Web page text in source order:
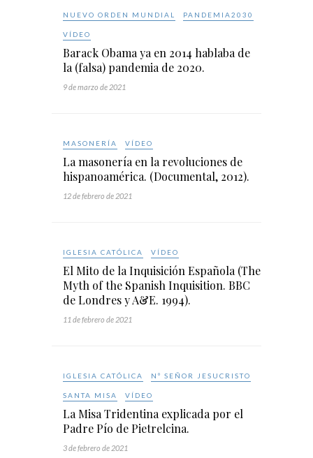
NUEVO ORDEN MUNDIAL PANDEMIA2030
VÍDEO
Barack Obama ya en 2014 hablaba de
la (falsa) pandemia de 2020.
9 de marzo de 2021
MASONERÍA VÍDEO
La masonería en la revoluciones de
hispanoamérica. (Documental, 2012).
12 de febrero de 2021
IGLESIA CATÓLICA VÍDEO
El Mito de la Inquisición Española (The
Myth of the Spanish Inquisition. BBC
de Londres y A&E. 1994).
11 de febrero de 2021
IGLESIA CATÓLICA Nº SEÑOR JESUCRISTO
SANTA MISA VÍDEO
La Misa Tridentina explicada por el
Padre Pío de Pietrelcina.
3 de febrero de 2021